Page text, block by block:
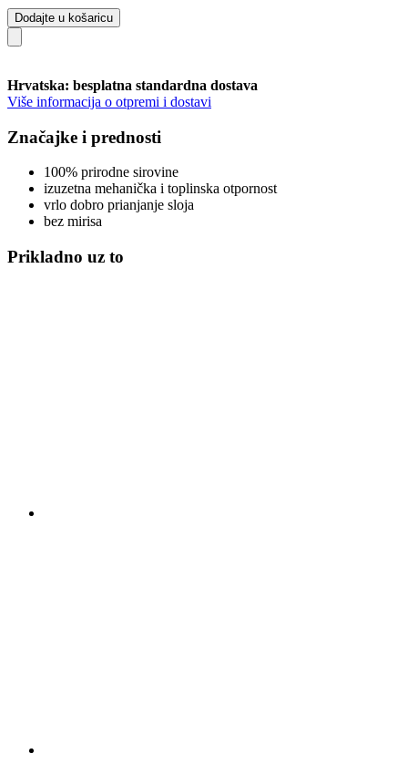
Dodajte u košaricu
Hrvatska: besplatna standardna dostava
Više informacija o otpremi i dostavi
Značajke i prednosti
100% prirodne sirovine
izuzetna mehanička i toplinska otpornost
vrlo dobro prianjanje sloja
bez mirisa
Prikladno uz to